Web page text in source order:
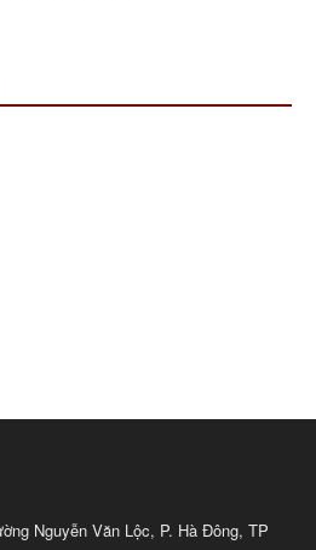
Nguyễn Văn Lộc, P. Hà Đông, TP